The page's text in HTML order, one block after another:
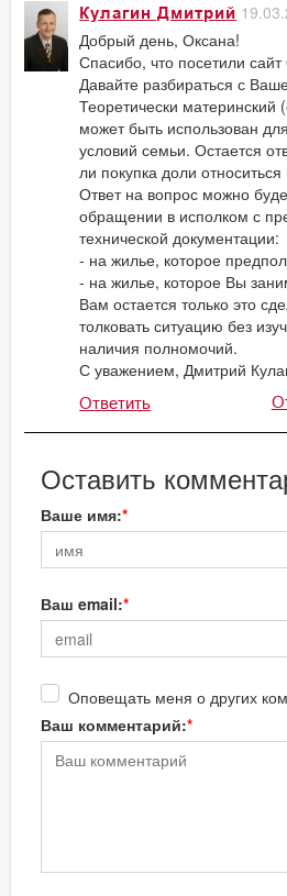
Кулагин Дмитрий
Добрый день, Оксана!
Спасибо, что посетили
Давайте разбираться с
Теоретически материнский
может быть использован
условий семьи. Остается
ли покупка доли
Ответ на вопрос можно
обращении в исполком с
технической документации:
- на жилье, которое
- на жилье, которое Вы
Вам остается только это
толковать ситуацию без
наличия полномочий.
С уважением, Дмитрий
Ответить
Оставить
Ваше имя:
Ваш email:
Оповещать меня о других
Ваш комментарий: